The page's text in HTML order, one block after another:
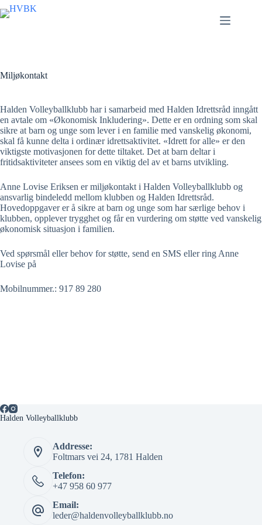
Skip
to
Miljøkontakt
Halden Volleyballklubb har i samarbeid med Halden Idrettsråd inngått
en avtale om «Økonomisk Inkludering». Dette er en ordning som skal
sikre at barn og unge som lever i en familie med vanskelig økonomi,
skal få kunne delta i ordinær idrettsaktivitet. «Idrett for alle» er den
viktigste motivasjonen for dette tiltaket. Det at barn deltar i
fritidsaktiviteter ansees som en viktig del av et barns utvikling.
Anne Lovise Eriksen er miljøkontakt i Halden Volleyballklubb og
ansvarlig bindeledd mellom klubben og Halden Idrettsråd.
Hovedoppgaver er å sikre at barn og unge som har særlige behov i
klubben, opplever trygghet og får en vurdering om støtte ved vanskelig
økonomisk situasjon i familien.
Ved spørsmål eller behov for støtte, send en SMS eller ring Anne
Lovise på
Mobilnummer.: 917 89 280
Halden Volleyballklubb
Addresse:
Foltmars vei 24, 1781 Halden
Telefon:
+47 958 60 977
Email:
leder@haldenvolleyballklubb.no